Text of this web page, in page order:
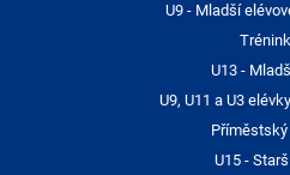
U9 - Mladší
U13 -
U9, U11 a U3
U15 -